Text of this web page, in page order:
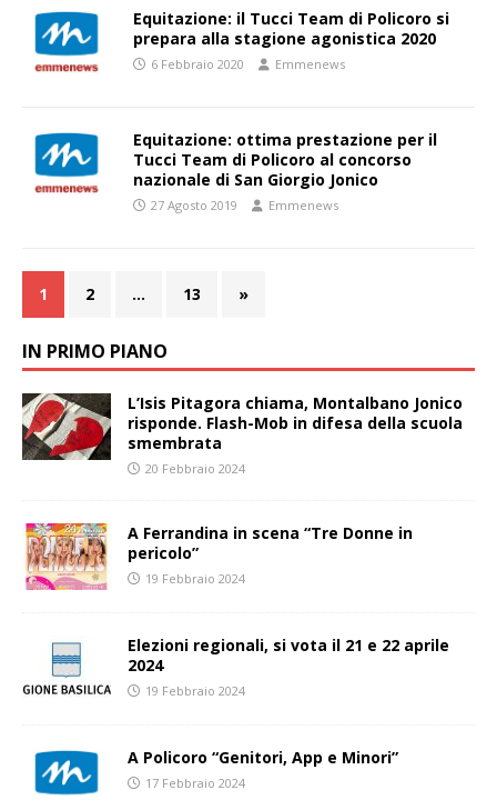
Equitazione: il Tucci Team di Policoro si
prepara alla stagione agonistica 2020
6 Febbraio 2020 Emmenews
Equitazione: ottima prestazione per il
Tucci Team di Policoro al concorso
nazionale di San Giorgio Jonico
27 Agosto 2019 Emmenews
1 2 … 13 »
IN PRIMO PIANO
L’Isis Pitagora chiama, Montalbano Jonico
risponde. Flash-Mob in difesa della scuola
smembrata
20 Febbraio 2024
A Ferrandina in scena “Tre Donne in
pericolo”
19 Febbraio 2024
Elezioni regionali, si vota il 21 e 22 aprile
2024
19 Febbraio 2024
A Policoro “Genitori, App e Minori”
17 Febbraio 2024